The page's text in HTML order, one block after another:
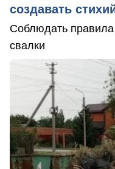
создавать
Соблюдать правила
свалки